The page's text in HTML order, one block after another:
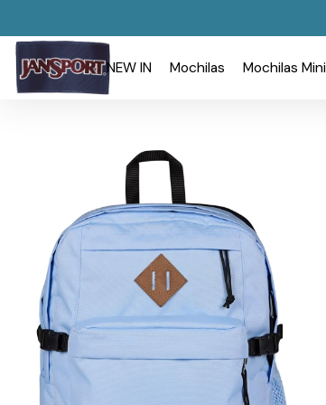
NEW IN Mochilas Mochilas Mini